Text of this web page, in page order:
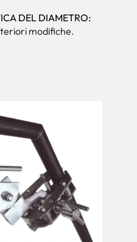
DEL DIAMETRO:
modifiche.